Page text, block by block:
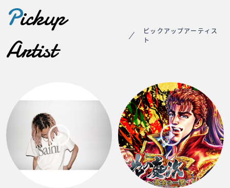
Pickup
Artist
ピックアップアーティス
ト